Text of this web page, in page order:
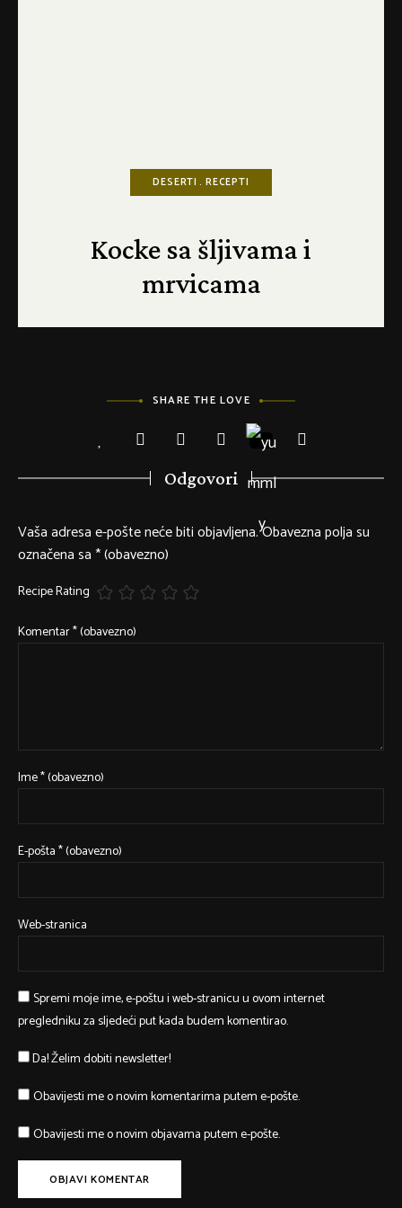
DESERTI RECEPTI
Kocke sa šljivama i
mrvicama
SHARE THE LOVE
Odgovori
Vaša adresa e-pošte neće biti objavljena.Obavezna polja su
označena sa* (obavezno)
Recipe Rating
Komentar* (obavezno)
Ime* (obavezno)
E-pošta* (obavezno)
Web-stranica
Spremi moje ime, e-poštu i web-stranicu u ovom internet
pregledniku za sljedeći put kada budem komentirao.
Da! Želim dobiti newsletter!
Obavijesti me o novim komentarima putem e-pošte.
Obavijesti me o novim objavama putem e-pošte.